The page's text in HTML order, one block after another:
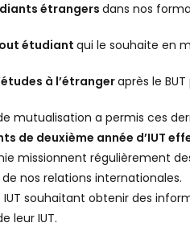
étrangers dans nos
étudiant qui le souhaite en
à l’étrangeraprès le
mutualisation a permis ces
de deuxième année d’IUT
missionnent régulièrement
nos relations internationales.
IUT souhaitant obtenir des
leur IUT.